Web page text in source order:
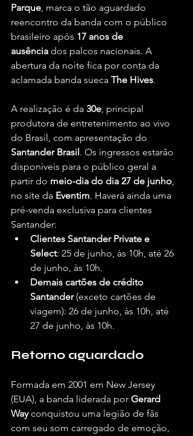
Parque, marca o tão aguardado
reencontro da banda com o público
brasileiro após 17 anos de
ausência dos palcos nacionais. A
abertura da noite fica por conta da
aclamada banda sueca The Hives.
A realização é da 30e, principal
produtora de entretenimento ao vivo
do Brasil, com apresentação do
Santander Brasil. Os ingressos estarão
disponíveis para o público geral a
partir do meio-dia do dia 27 de junho,
no site da Eventim. Haverá ainda uma
pré-venda exclusiva para clientes
Santander:
Clientes Santander Private e
Select: 25 de junho, às 10h, até 26
de junho, às 10h.
Demais cartões de crédito
Santander (exceto cartões de
viagem): 26 de junho, às 10h, até
27 de junho, às 10h.
Retorno aguardado
Formada em 2001 em New Jersey
(EUA), a banda liderada por Gerard
Way conquistou uma legião de fãs
com seu som carregado de emoção,